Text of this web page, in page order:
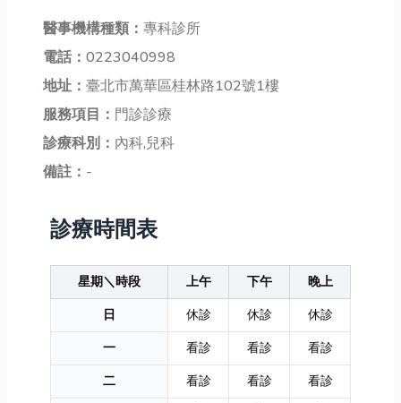
醫事機構種類： 專科診所
電話： 0223040998
地址： 臺北市萬華區桂林路102號1樓
服務項目： 門診診療
診療科別： 內科,兒科
備註： -
診療時間表
星期＼時段 上午 下午
晚上
日
休診 休診
休診
一
看診 看診
看診
二
看診 看診
看診